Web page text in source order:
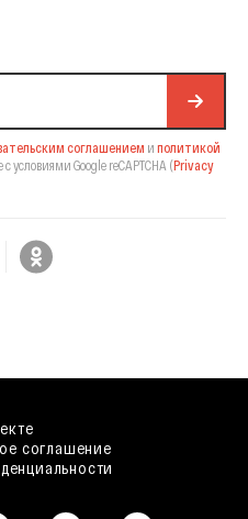
соглашением и политикой
с условиями Google reCAPTCHA (Privacy
соглашение